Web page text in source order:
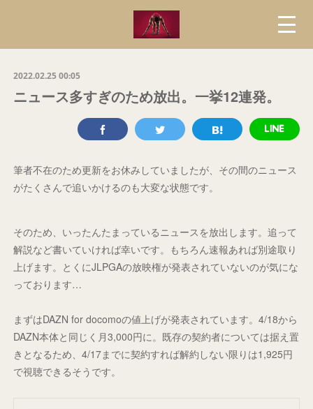
2022.02.25 00:05
ニュース多すぎのため放出。一挙12連発。
筆者不在のため更新をお休みしていましたが、その間のニュース
がたくさんで追いかけるのも大変な状態です。
そのため、いったんたまっているニュースを放出します。追って
解説など書いていければ幸いです。もちろん速報あれば別途取り
上げます。とくにJLPGAの放映権が発表されていないのが気にな
っております…
まずはDAZN for docomoの値上げが発表されています。4/18から
DAZN本体と同じく月3,000円に。既存の契約者については据え置
きとなるため、4/17までに契約すれば解約しない限りは1,925円
で視聴できるそうです。